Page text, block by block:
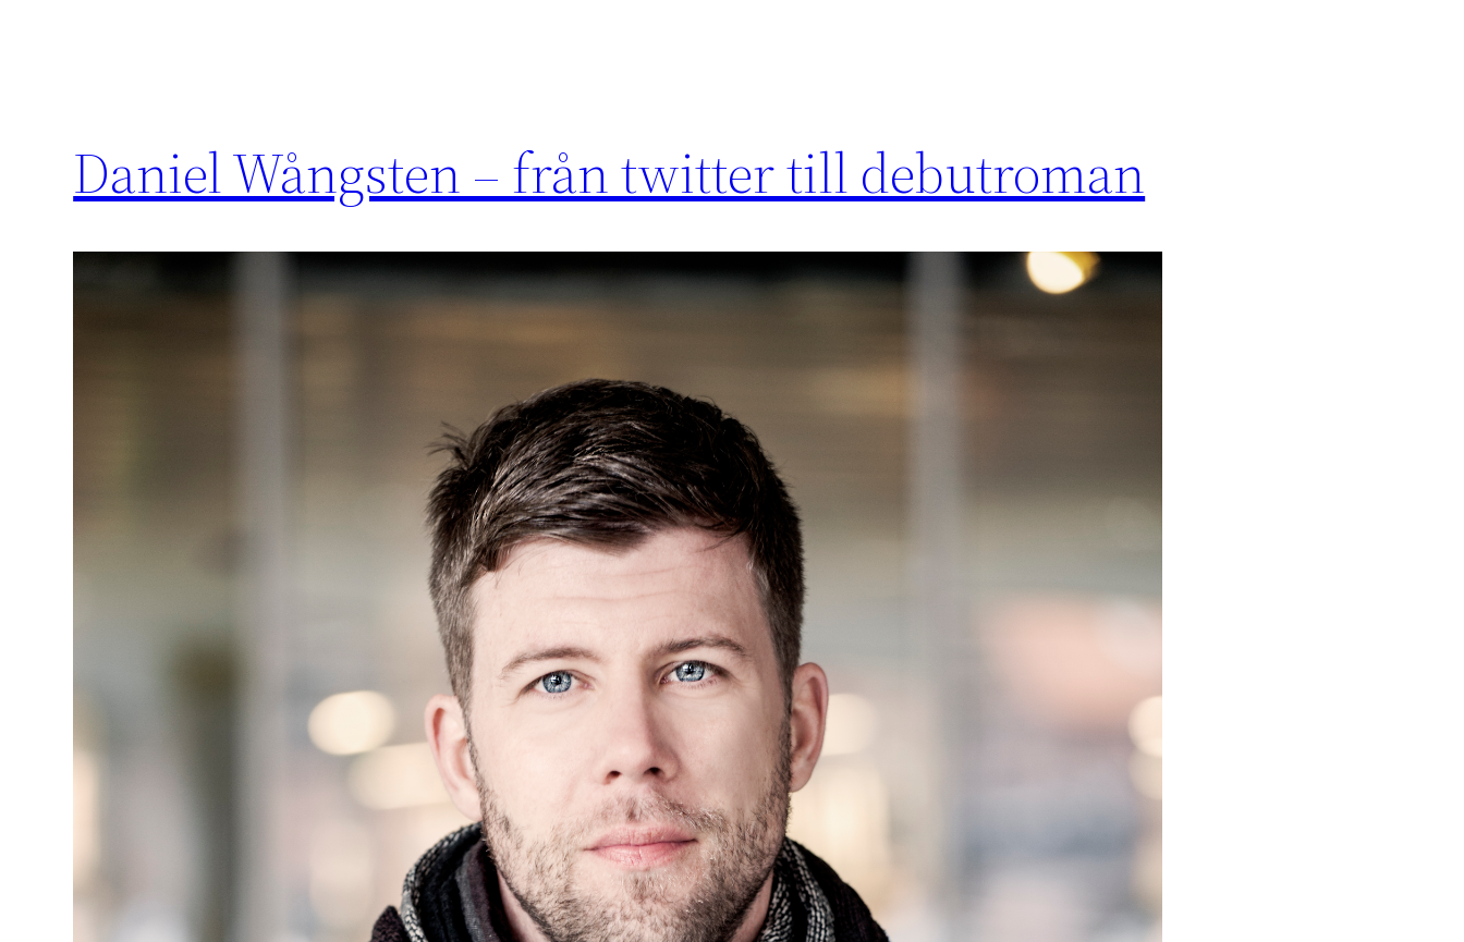
Daniel Wångsten – från twitter till debutroman